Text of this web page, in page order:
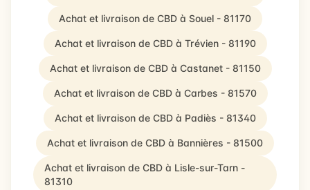
Achat et livraison de CBD à Souel - 81170
Achat et livraison de CBD à Trévien - 81190
Achat et livraison de CBD à Castanet - 81150
Achat et livraison de CBD à Carbes - 81570
Achat et livraison de CBD à Padiès - 81340
Achat et livraison de CBD à Bannières - 81500
Achat et livraison de CBD à Lisle-sur-Tarn -
81310